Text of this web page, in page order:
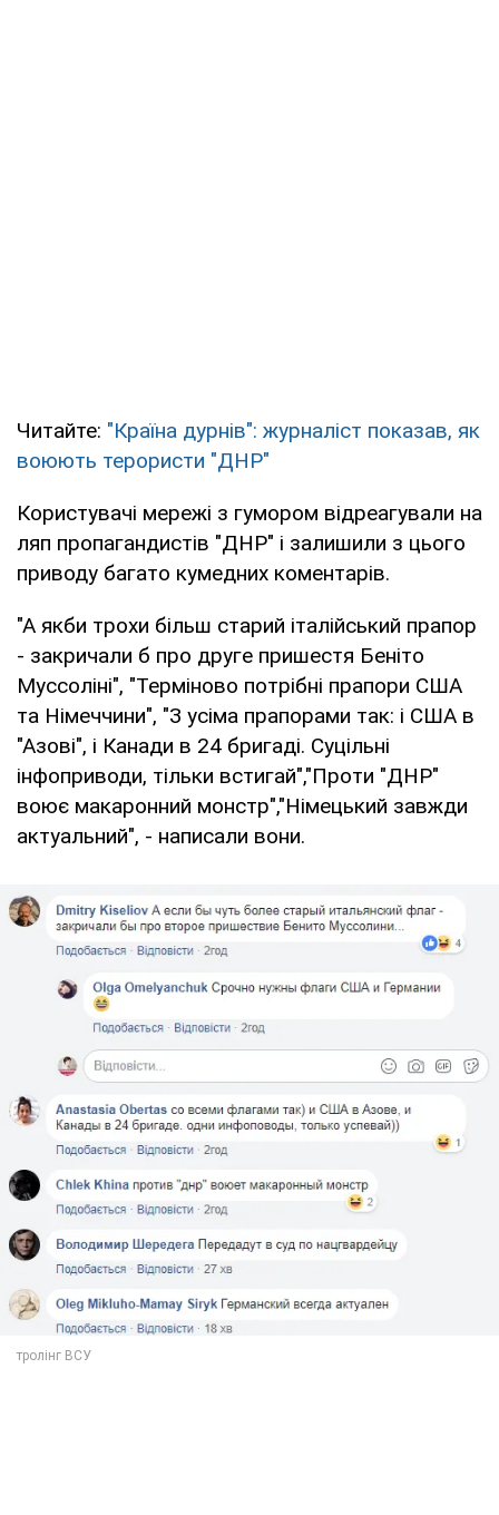
Читайте: "Країна дурнів": журналіст показав, як
воюють терористи "ДНР"
Користувачі мережі з гумором відреагували на
ляп пропагандистів "ДНР" і залишили з цього
приводу багато кумедних коментарів.
"А якби трохи більш старий італійський прапор
- закричали б про друге пришестя Беніто
Муссоліні", "Терміново потрібні прапори США
та Німеччини", "З усіма прапорами так: і США в
"Азові", і Канади в 24 бригаді. Суцільні
інфоприводи, тільки встигай","Проти "ДНР"
воює макаронний монстр","Німецький завжди
актуальний", - написали вони.